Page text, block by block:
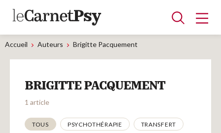
Articles
A la une
Adolescence
Dispositif
Enfance
Périnatalité
Psychanalyse
Psychopathologie
Soin
Dossiers
Accueil Auteurs Brigitte Pacquement
BRIGITTE PACQUEMENT
1 article
Thématiques
TOUS PSYCHOTHÉRAPIE TRANSFERT